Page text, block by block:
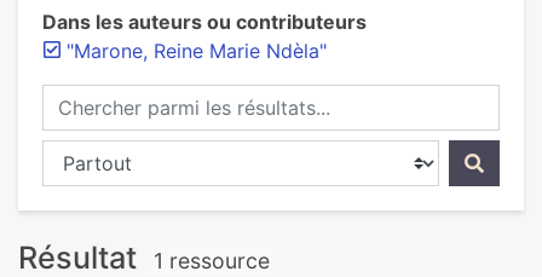
Dans les auteurs ou contributeurs
"Marone, Reine Marie Ndèla"
Chercher parmi les résultats...
Chercher dans...
Résultat 1 ressource